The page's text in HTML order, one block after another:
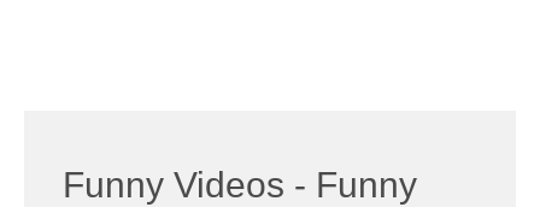
Funny Videos - Funny